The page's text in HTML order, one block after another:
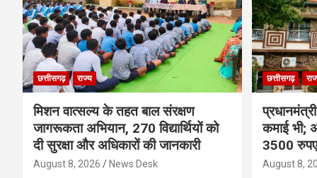
छत्तीसगढ़ राज्य
मिशन वात्सल्य के तहत बाल संरक्षण
जागरूकता अभियान, 270 विद्यार्थियों को
दी सुरक्षा और अधिकारों की जानकारी
August 8, 2026 News Desk
छत्तीसगढ़
कमाई भी;
3500 रुपए
August 8,